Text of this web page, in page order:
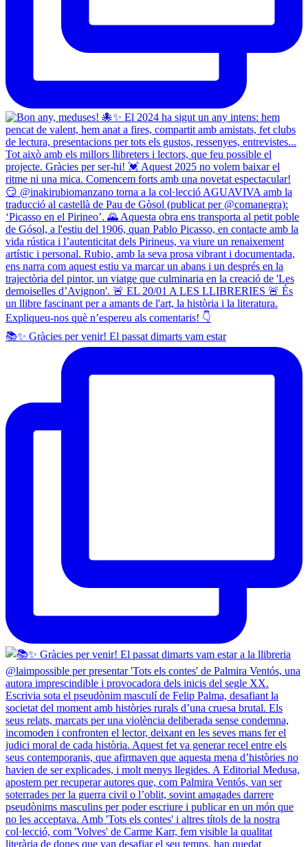
📚✨ Gràcies per venir! El passat dimarts vam estar